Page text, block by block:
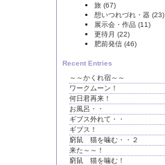
旅 (67)
想いつれづれ・器 (23)
展示会・作品 (11)
更待月 (22)
肥前発信 (46)
Recent Entries
～～かくれ宿～～
ワークムーン！
何日君再来！
お風呂・・
ギブス外れて・・
ギブス！
窮鼠 猫を噛む・・２
来た～～！
窮鼠 猫を噛む！